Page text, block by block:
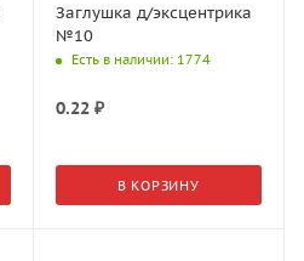
Заглушка д/эксцентрика
№10
Есть в наличии: 1774
0.22₽
В КОРЗИНУ